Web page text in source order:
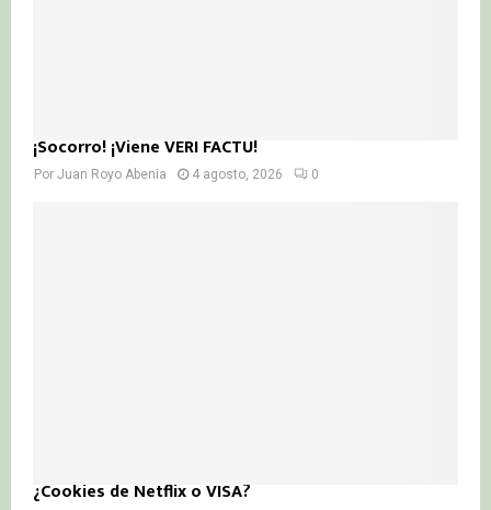
¡Socorro! ¡Viene VERI FACTU!
Por Juan Royo Abenia 4 agosto, 2026 0
¿Cookies de Netflix o VISA?